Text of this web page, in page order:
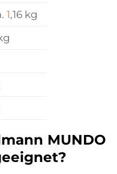
1,16 kg
MUNDO